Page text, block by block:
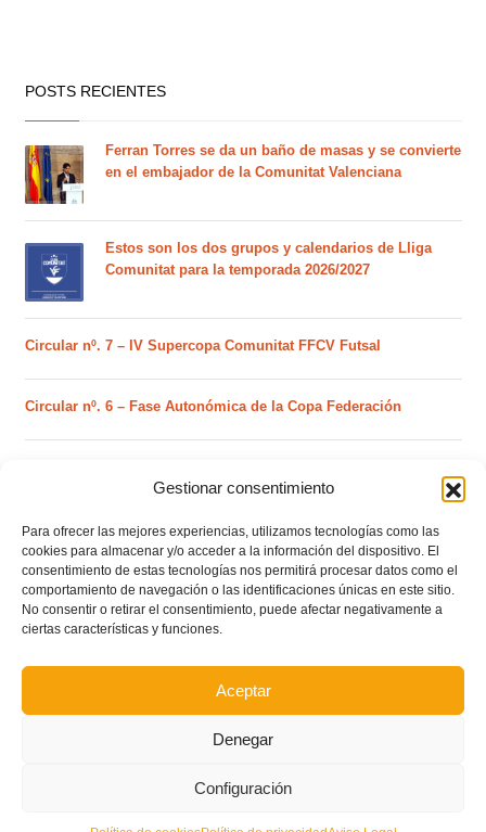
Gestionar consentimiento
Para ofrecer las mejores experiencias, utilizamos tecnologías como las
cookies para almacenar y/o acceder a la información del dispositivo. El
consentimiento de estas tecnologías nos permitirá procesar datos como el
comportamiento de navegación o las identificaciones únicas en este sitio.
No consentir o retirar el consentimiento, puede afectar negativamente a
ciertas características y funciones.
Aceptar
Denegar
Configuración
POSTS RECIENTES
Ferran Torres se da un baño de masas y se convierte
en el embajador de la Comunitat Valenciana
Estos son los dos grupos y calendarios de Lliga
Comunitat para la temporada 2026/2027
Circular nº. 7 – IV Supercopa Comunitat FFCV Futsal
Circular nº. 6 – Fase Autonómica de la Copa Federación
Federación RFEF para la temporada 2026/2027
Este es el grupo de la Lliga Autonòmica Juvenil de
fútbol sala de la temporada 2026/2027
El calendario del grupo VI de Tercera Federación
RFEF para la temporada 2026/27 se sorteará el
C que comenzará en noviembre 2026 (agotadas las